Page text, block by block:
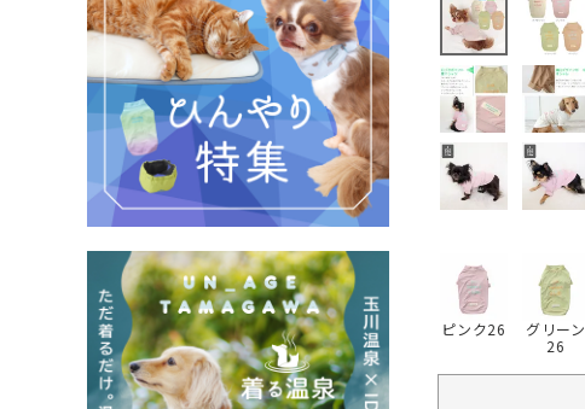
ピンク26
グリーン
26